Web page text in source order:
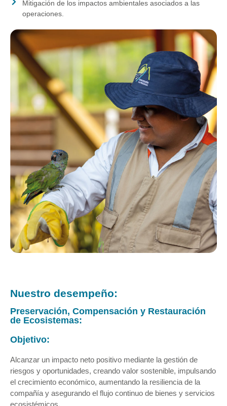
Mitigación de los impactos ambientales asociados a las
operaciones.
Nuestro desempeño:
Preservación, Compensación y Restauración
de Ecosistemas:
Objetivo:
Alcanzar un impacto neto positivo mediante la gestión de
riesgos y oportunidades, creando valor sostenible, impulsando
el crecimiento económico, aumentando la resiliencia de la
compañía y asegurando el flujo continuo de bienes y servicios
ecosistémicos.